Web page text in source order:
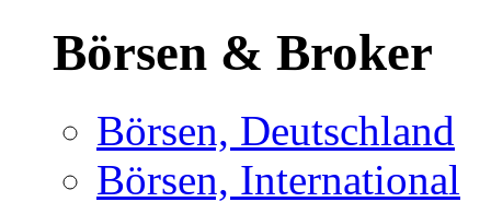
Börsen & Broker
Börsen, Deutschland
Börsen, International